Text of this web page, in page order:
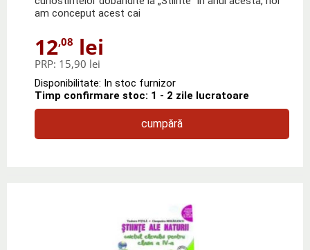
am conceput acest cai
12,08 lei
PRP: 15,90 lei
Disponibilitate: In stoc furnizor
Timp confirmare stoc: 1 - 2 zile lucratoare
cumpără